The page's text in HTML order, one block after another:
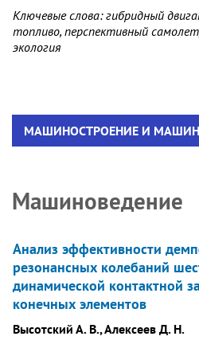
Ключевые слова: гибридный
топливо, перспективный
экология
МАШИНОСТРОЕНИЕ И
Машиноведение
Анализ эффективности
резонансных колебаний
динамической контактной
конечных элементов
Высотский А. В., Алексеев Д. Н.